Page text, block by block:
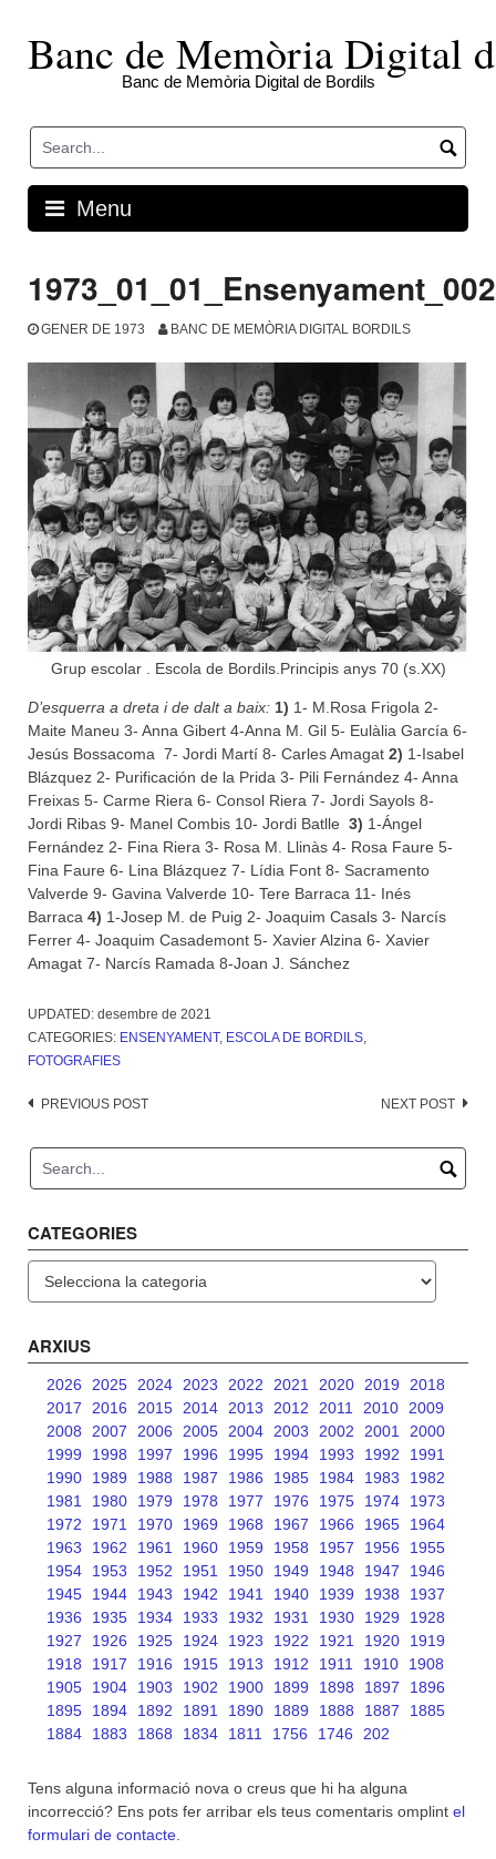
contentBanc de Memòria Digital
Banc de Memòria Digital de Bordils
Menu
GENER DE 1973 BANC DE MEMÒRIA DIGITAL BORDILS
Grup escolar . Escola de Bordils.Principis anys 70 (s.XX)
D’esquerra a dreta i de dalt a baix: 1) 1- M.Rosa Frigola 2-
Maite Maneu 3- Anna Gibert 4-Anna M. Gil 5- Eulàlia García 6-
Jesús Bossacoma 7- Jordi Martí 8- Carles Amagat 2) 1-Isabel
Blázquez 2- Purificación de la Prida 3- Pili Fernández 4- Anna
Freixas 5- Carme Riera 6- Consol Riera 7- Jordi Sayols 8-
Jordi Ribas 9- Manel Combis 10- Jordi Batlle 3) 1-Ángel
Fernández 2- Fina Riera 3- Rosa M. Llinàs 4- Rosa Faure 5-
Fina Faure 6- Lina Blázquez 7- Lídia Font 8- Sacramento
Valverde 9- Gavina Valverde 10- Tere Barraca 11- Inés
Barraca 4) 1-Josep M. de Puig 2- Joaquim Casals 3- Narcís
Ferrer 4- Joaquim Casademont 5- Xavier Alzina 6- Xavier
Amagat 7- Narcís Ramada 8-Joan J. Sánchez
UPDATED: desembre de 2021
CATEGORIES: ENSENYAMENT, ESCOLA DE BORDILS
FOTOGRAFIES
Post
PREVIOUS POST NEXT POST
CATEGORIES
ARXIUS
2026 2025 2024 2023 2022 2021 2020 2019
2018
2017
2016 2015 2014 2013 2012 2011 2010
2009
2008
2007 2006 2005 2004 2003 2002 2001
2000
1999
1998 1997 1996 1995 1994 1993 1992
1991
1990
1989 1988 1987 1986 1985 1984 1983
1982
1981
1980 1979 1978 1977 1976 1975 1974
1973
1972
1971 1970 1969 1968 1967 1966 1965
1964
1963
1962 1961 1960 1959 1958 1957 1956
1955
1954
1953 1952 1951 1950 1949 1948 1947
1946
1945
1944 1943 1942 1941 1940 1939 1938
1937
1936
1935 1934 1933 1932 1931 1930 1929
1928
1927
1926 1925 1924 1923 1922 1921 1920
1919
1918
1917 1916 1915 1913 1912 1911 1910
1908
1905
1904 1903 1902 1900 1899 1898 1897
1896
1895
1894 1892 1891 1890 1889 1888 1887
1885
1884
1883 1868 1834 1811 1756 1746 202
Tens alguna informació nova o creus que hi ha alguna
incorrecció? Ens pots fer arribar els teus comentaris omplint el
formulari de contacte